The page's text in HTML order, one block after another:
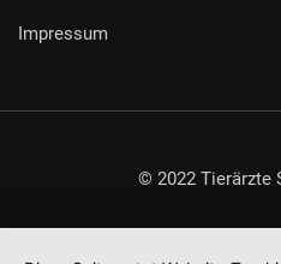
Impressum
© 2022 Tierärzte